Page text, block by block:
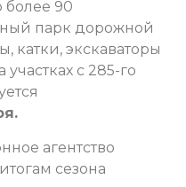
более 90
парк дорожной
катки, экскаваторы
с 285-го
агентство
сезона